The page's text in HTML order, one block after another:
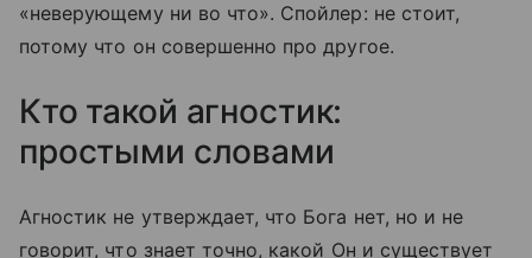
«неверующему ни во что». Спойлер: не стоит,
потому что он совершенно про другое.
Кто такой агностик:
простыми словами
Агностик не утверждает, что Бога нет, но и не
говорит, что знает точно, какой Он и существует